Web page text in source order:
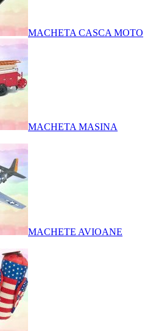
MACHETA CASCA MOTO
MACHETA MASINA
MACHETE AVIOANE